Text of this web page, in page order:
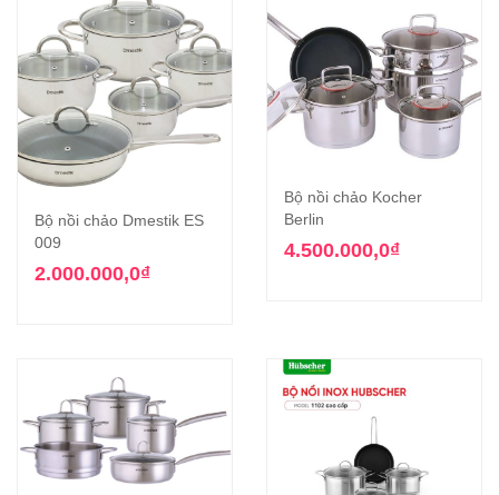
Bộ nồi chảo Dmestik ES
009
2.000.000,0₫
Bộ nồi chảo Kocher
Berlin
4.500.000,0₫